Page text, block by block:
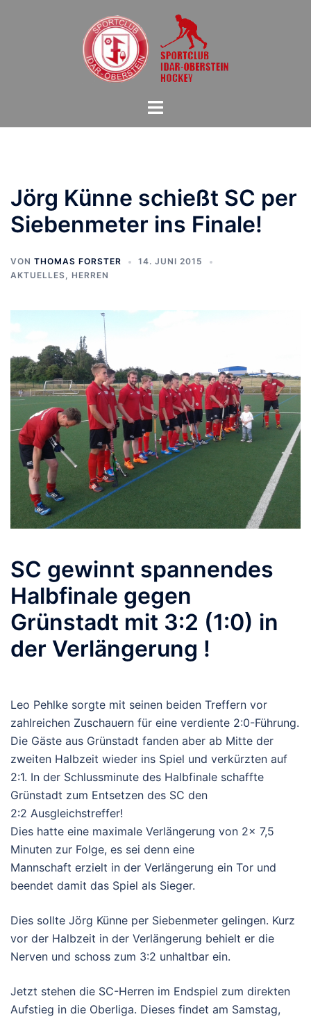
Menü
Jörg Künne schießt SC per
Siebenmeter ins Finale!
VON THOMAS FORSTER
14. JUNI 2015
AKTUELLES, HERREN
SC gewinnt spannendes
Halbfinale gegen
Grünstadt mit 3:2 (1:0) in
der Verlängerung !
Leo Pehlke sorgte mit seinen beiden Treffern vor
zahlreichen Zuschauern für eine verdiente 2:0-Führung.
Die Gäste aus Grünstadt fanden aber ab Mitte der
zweiten Halbzeit wieder ins Spiel und verkürzten auf
2:1. In der Schlussminute des Halbfinale schaffte
Grünstadt zum Entsetzen des SC den
2:2 Ausgleichstreffer!
Dies hatte eine maximale Verlängerung von 2x 7,5
Minuten zur Folge, es sei denn eine
Mannschaft erzielt in der Verlängerung ein Tor und
beendet damit das Spiel als Sieger.
Dies sollte Jörg Künne per Siebenmeter gelingen. Kurz
vor der Halbzeit in der Verlängerung behielt er die
Nerven und schoss zum 3:2 unhaltbar ein.
Jetzt stehen die SC-Herren im Endspiel zum direkten
Aufstieg in die Oberliga. Dieses findet am Samstag,